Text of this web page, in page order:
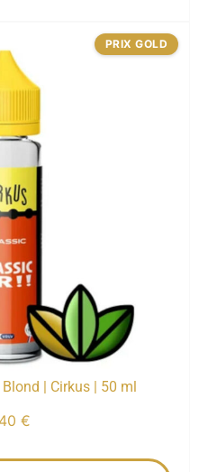
| Cirkus | 50 ml
€
PRIX GOLD